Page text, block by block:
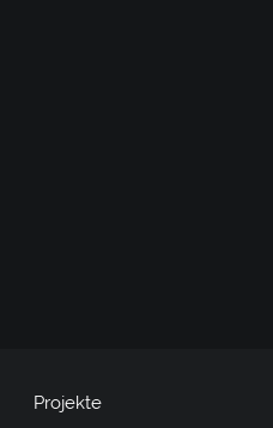
Projekte